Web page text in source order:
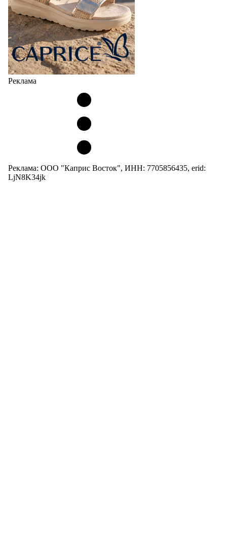
Реклама
Реклама: ООО "Каприс Восток", ИНН: 7705856435, erid:
LjN8K34jk